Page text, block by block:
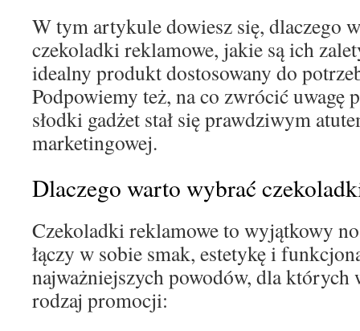
W tym artykule dowiesz się, dlaczego
czekoladki reklamowe, jakie są ich
idealny produkt dostosowany do
Podpowiemy też, na co zwrócić uwagę
słodki gadżet stał się prawdziwym
marketingowej.
Dlaczego warto wybrać
Czekoladki reklamowe to wyjątkowy
łączy w sobie smak, estetykę i
najważniejszych powodów, dla których
rodzaj promocji: